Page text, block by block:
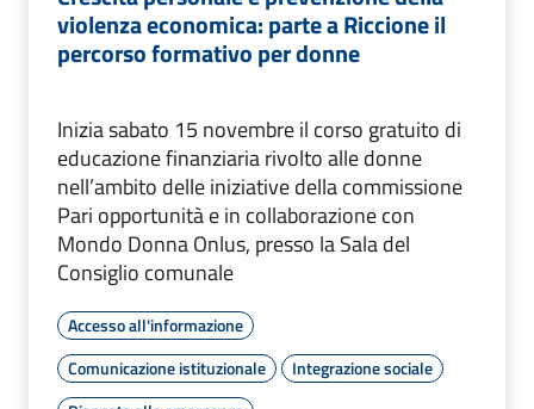
violenza economica: parte a Riccione il
percorso formativo per donne
Inizia sabato 15 novembre il corso gratuito di
educazione finanziaria rivolto alle donne
nell’ambito delle iniziative della commissione
Pari opportunità e in collaborazione con
Mondo Donna Onlus, presso la Sala del
Consiglio comunale
Accesso all'informazione
Comunicazione istituzionale
Integrazione sociale